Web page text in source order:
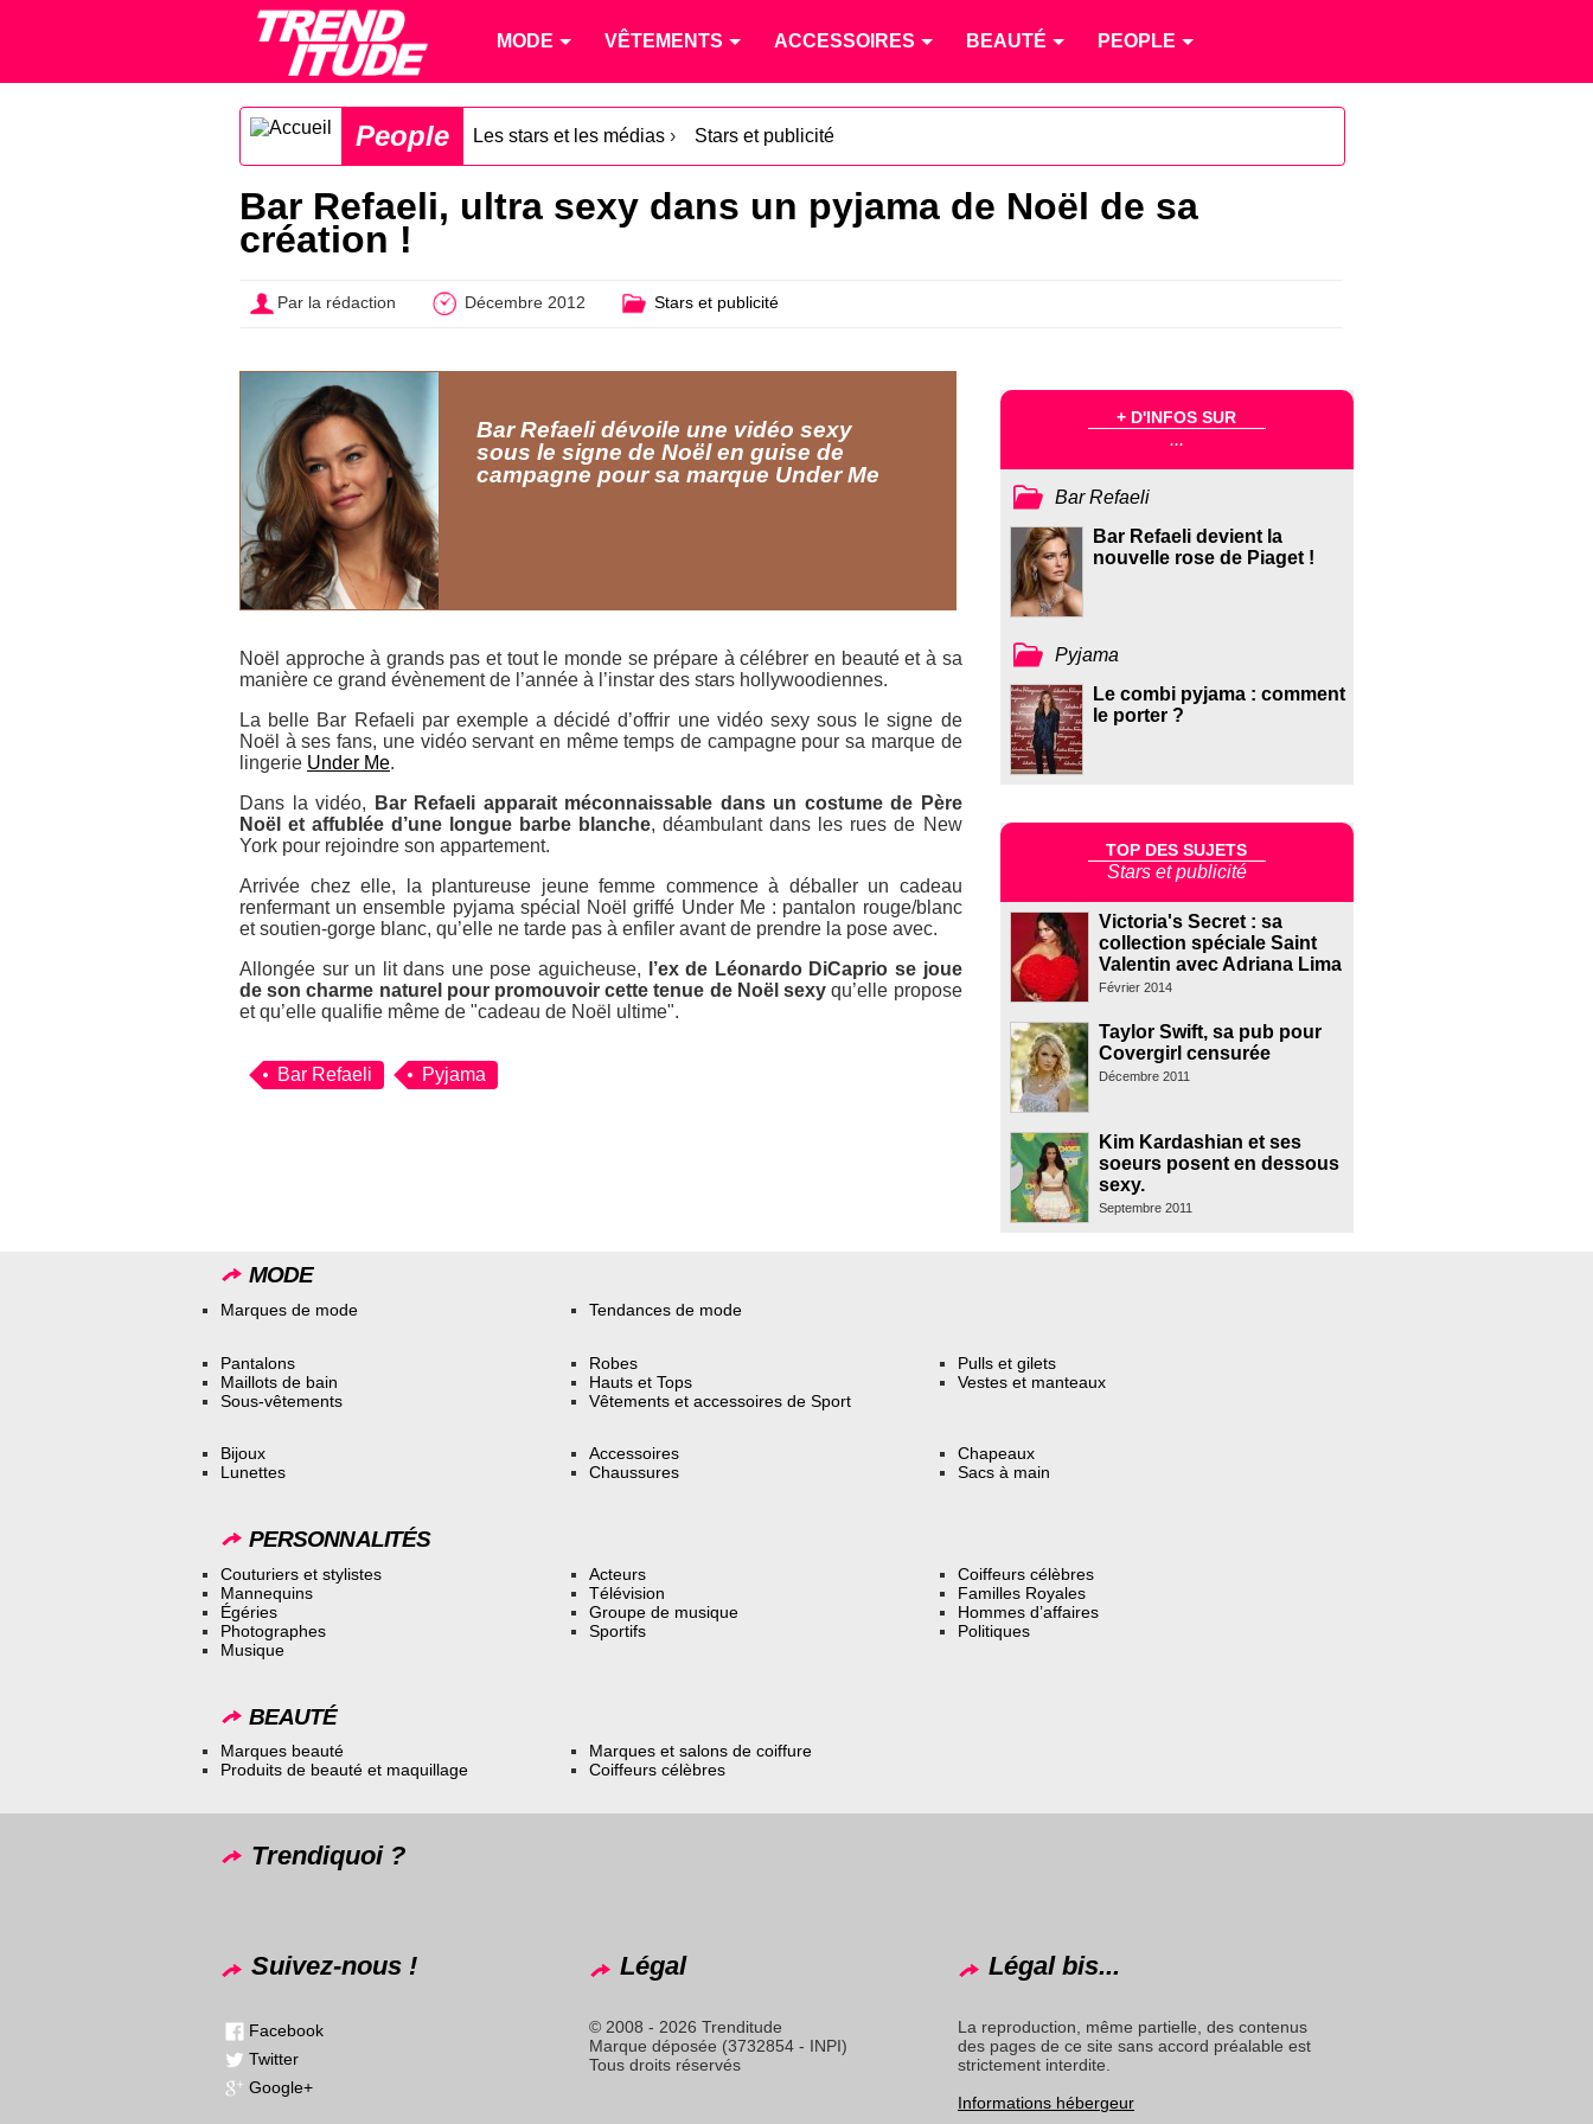
MODE VÊTEMENTS ACCESSOIRES BEAUTÉ PEOPLE
People Les stars et les médias › Stars et publicité
Bar Refaeli, ultra sexy dans un pyjama de Noël de sa
création !
Par la rédaction Décembre 2012 Stars et publicité
Bar Refaeli dévoile une vidéo sexy
sous le signe de Noël en guise de
campagne pour sa marque Under Me
Noël approche à grands pas et tout le monde se prépare à célébrer en beauté et à sa
manière ce grand évènement de l’année à l’instar des stars hollywoodiennes.
La belle Bar Refaeli par exemple a décidé d’offrir une vidéo sexy sous le signe de
Noël à ses fans, une vidéo servant en même temps de campagne pour sa marque de
lingerie Under Me.
Dans la vidéo,
Bar Refaeli apparait méconnaissable dans un costume de Père
Noël et affublée d’une longue barbe blanche, déambulant dans les rues de New
York pour rejoindre son appartement.
Arrivée chez elle, la plantureuse jeune femme commence à déballer un cadeau
renfermant un ensemble pyjama spécial Noël griffé Under Me : pantalon rouge/blanc
et soutien-gorge blanc, qu’elle ne tarde pas à enfiler avant de prendre la pose avec.
Allongée sur un lit dans une pose aguicheuse,
l’ex de Léonardo DiCaprio se joue
de son charme naturel pour promouvoir cette tenue de Noël sexy qu’elle propose
et qu’elle qualifie même de "cadeau de Noël ultime".
Bar Refaeli Pyjama
+ D'INFOS SUR
...
Bar Refaeli
Bar Refaeli devient la
nouvelle rose de Piaget !
Pyjama
Le combi pyjama : comment
le porter ?
TOP DES SUJETS
Stars et publicité
Victoria's Secret : sa
collection spéciale Saint
Valentin avec Adriana Lima
Février 2014
Taylor Swift, sa pub pour
Covergirl censurée
Décembre 2011
Kim Kardashian et ses
soeurs posent en dessous
sexy.
Septembre 2011
MODE
Marques de mode Tendances de mode
Pantalons
Maillots de bain
Sous-vêtements
Robes
Hauts et Tops
Vêtements et accessoires de Sport
Pulls et gilets
Vestes et manteaux
Bijoux
Lunettes
Accessoires
Chaussures
Chapeaux
Sacs à main
PERSONNALITÉS
Couturiers et stylistes
Mannequins
Égéries
Photographes
Musique
Acteurs
Télévision
Groupe de musique
Sportifs
Coiffeurs célèbres
Familles Royales
Hommes d’affaires
Politiques
BEAUTÉ
Marques beauté
Produits de beauté et maquillage
Marques et salons de coiffure
Coiffeurs célèbres
Trendiquoi ?
Suivez-nous !
Facebook
Twitter
Google+
Légal
© 2008 - 2026 Trenditude
Marque déposée (3732854 - INPI)
Tous droits réservés
Légal bis...
La reproduction, même partielle, des contenus
des pages de ce site sans accord préalable est
strictement interdite.
Informations hébergeur